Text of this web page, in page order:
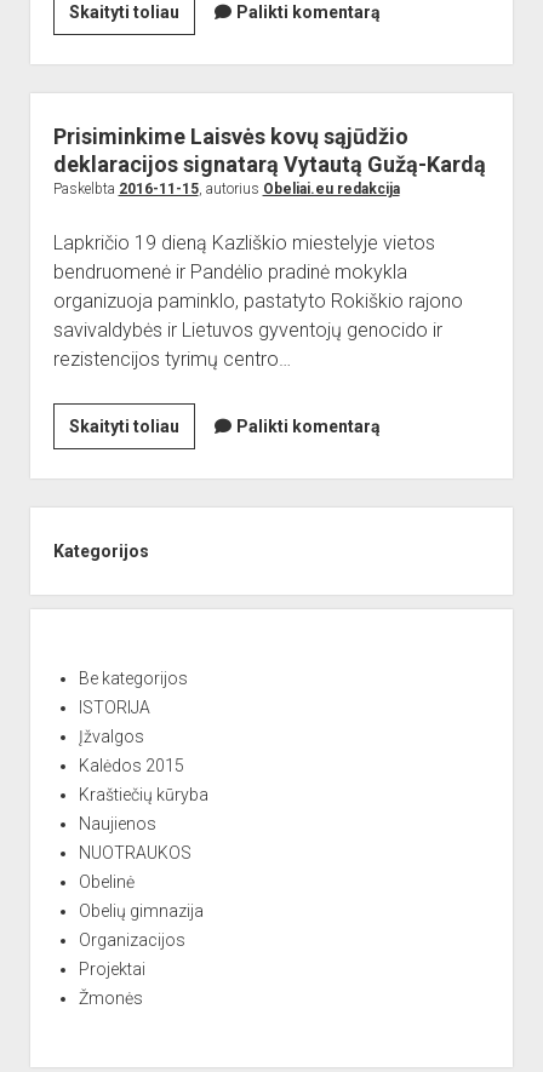
Skaityti toliauKviečiame
kurti
Kalėdų
džiaugsmą
drauge
Palikti komentarą
Prisiminkime Laisvės kovų sąjūdžio
deklaracijos signatarą Vytautą Gužą-Kardą
Paskelbta 2016-11-15, autorius Obeliai.eu redakcija
Lapkričio 19 dieną Kazliškio miestelyje vietos
bendruomenė ir Pandėlio pradinė mokykla
organizuoja paminklo, pastatyto Rokiškio rajono
savivaldybės ir Lietuvos gyventojų genocido ir
rezistencijos tyrimų centro…
Skaityti toliauPrisiminkime
Laisvės
kovų
sąjūdžio
Vytautą
Palikti komentarą
Kategorijos
Be kategorijos
ISTORIJA
Įžvalgos
Kalėdos 2015
Kraštiečių kūryba
Naujienos
NUOTRAUKOS
Obelinė
Obelių gimnazija
Organizacijos
Projektai
Žmonės